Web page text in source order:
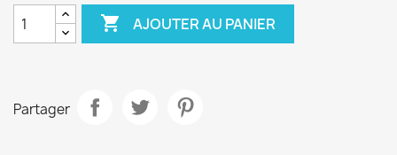
 AJOUTER AU PANIER
Partager